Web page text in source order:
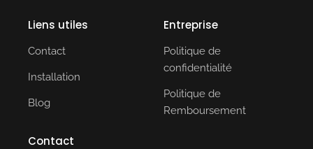
Liens utiles
Contact
Installation
Blog
Entreprise
Politique de
confidentialité
Politique de
Remboursement
Contact